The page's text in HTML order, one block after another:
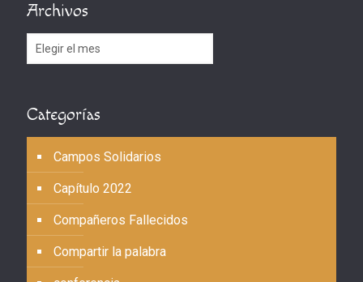
Archivos
Archivos
Categorías
Campos Solidarios
Capítulo 2022
Compañeros Fallecidos
Compartir la palabra